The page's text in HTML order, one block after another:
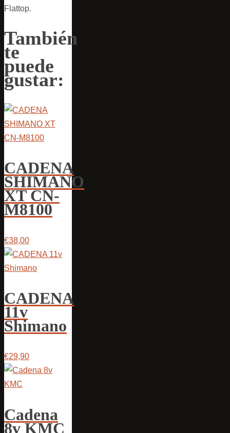
Flattop.
También
te
puede
gustar:
CADENA
SHIMANO
XT CN-
M8100
€38,00
CADENA
11v
Shimano
€29,90
Cadena
8v KMC